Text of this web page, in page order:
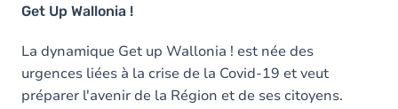
Get Up Wallonia !
La dynamique Get up Wallonia ! est née des
urgences liées à la crise de la Covid-19 et veut
préparer l'avenir de la Région et de ses citoyens.